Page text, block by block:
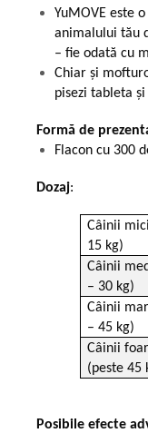
YuMOVE este
animalului tău
– fie odată cu
Chiar și
pisezi tableta
Formă de
Flacon cu 300
Dozaj:
Câinii
15 kg)
Câinii
– 30 kg)
Câinii
– 45 kg)
Câinii
(peste 45
Posibile efecte